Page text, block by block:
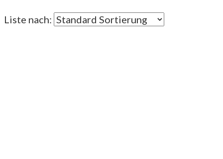
Liste nach: